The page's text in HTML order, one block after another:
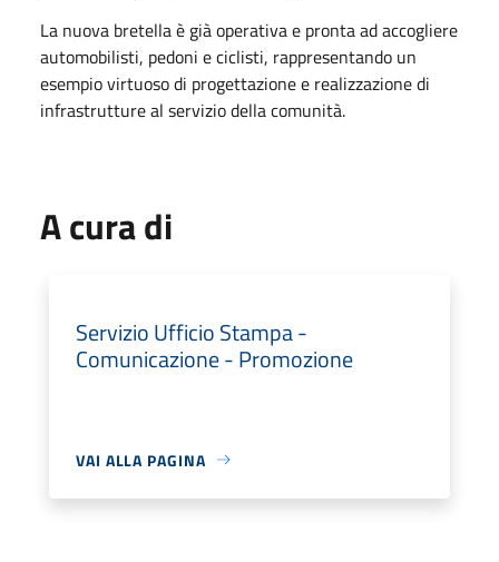
La nuova bretella è già operativa e pronta ad accogliere
automobilisti, pedoni e ciclisti, rappresentando un
esempio virtuoso di progettazione e realizzazione di
infrastrutture al servizio della comunità.
A cura di
Servizio Ufficio Stampa -
Comunicazione - Promozione
VAI ALLA PAGINA